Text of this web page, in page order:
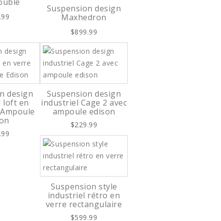
Suspension design
Maxhedron
$899.99
design
loft en
Suspension design
industriel Cage 2 avec
ampoule edison
$229.99
Suspension style
industriel rétro en
verre rectangulaire
$599.99